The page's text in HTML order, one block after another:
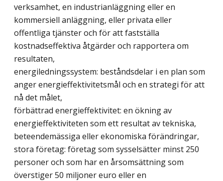
verksamhet, en industrianläggning eller en
kommersiell anläggning, eller privata eller
offentliga tjänster och för att fastställa
kostnadseffektiva åtgärder och rapportera om
resultaten,
energiledningssystem: beståndsdelar i en plan som
anger energieffektivitetsmål och en strategi för att
nå det målet,
förbättrad energieffektivitet: en ökning av
energieffektiviteten som ett resultat av tekniska,
beteendemässiga eller ekonomiska förändringar,
stora företag: företag som sysselsätter minst 250
personer och som har en årsomsättning som
överstiger 50 miljoner euro eller en